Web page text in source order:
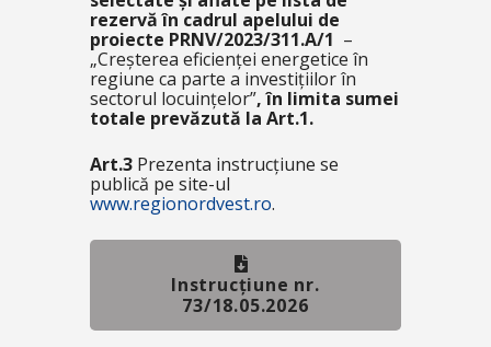
rezervă în cadrul apelului de
proiecte PRNV/2023/311.A/1 –
„Creșterea eficienței energetice în
regiune ca parte a investițiilor în
sectorul locuințelor”, în limita sumei
totale prevăzută la Art.1.
Art.3 Prezenta instrucțiune se
publică pe site-ul
www.regionordvest.ro.
Instrucțiune nr.
73/18.05.2026